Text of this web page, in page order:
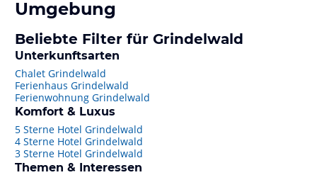
Umgebung
Beliebte Filter für Grindelwald
Unterkunftsarten
Chalet Grindelwald
Ferienhaus Grindelwald
Ferienwohnung Grindelwald
Komfort & Luxus
5 Sterne Hotel Grindelwald
4 Sterne Hotel Grindelwald
3 Sterne Hotel Grindelwald
Themen & Interessen